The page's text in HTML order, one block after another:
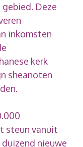
Deze
inkomsten
kerk
sheanoten
steun vanuit
nieuwe